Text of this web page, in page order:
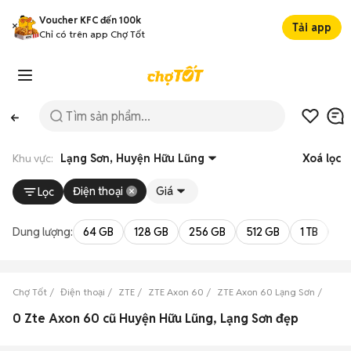
Voucher KFC đến 100k
Chỉ có trên app Chợ Tốt
Tải app
Khu vực: Lạng Sơn, Huyện Hữu Lũng Xoá lọc
Lọc Điện thoại Giá
Dung lượng: 64 GB 128 GB 256 GB 512 GB 1 TB
Chợ Tốt Điện thoại ZTE ZTE Axon 60 ZTE Axon 60 Lạng Sơn
0 Zte Axon 60 cũ Huyện Hữu Lũng, Lạng Sơn đẹp